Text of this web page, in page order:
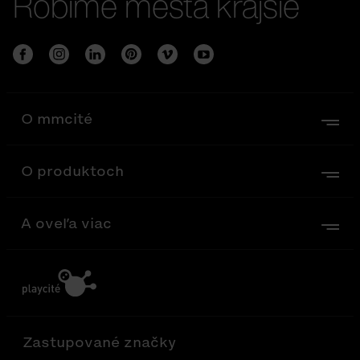
O mmcité
O produktoch
A oveľa viac
Zastupované značky